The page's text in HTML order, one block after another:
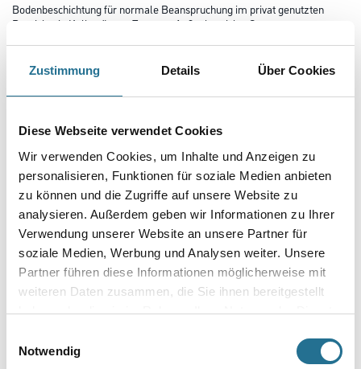
Zustimmung Details Über Cookies
Diese Webseite verwendet Cookies
Wir verwenden Cookies, um Inhalte und Anzeigen zu
personalisieren, Funktionen für soziale Medien anbieten
zu können und die Zugriffe auf unsere Website zu
analysieren. Außerdem geben wir Informationen zu Ihrer
Verwendung unserer Website an unsere Partner für
soziale Medien, Werbung und Analysen weiter. Unsere
Partner führen diese Informationen möglicherweise mit
weiteren Daten zusammen, die Sie ihnen bereitgestellt
haben oder die sie im Rahmen Ihrer Nutzung der Dienste
Notwendig
Bodenbeschichtung für normale Beanspruchung im privat genutzten
Bereich wie Kellerräume, Treppen, Außenbereiche, Garagen.
Fenster, stehendes Wasser oder stark belastete Böden.
Farbtonbezeichnung
Gebinde
Umrechnungsfaktoren